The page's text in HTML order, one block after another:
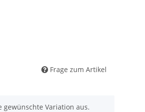
Frage zum Artikel
Variation aus.